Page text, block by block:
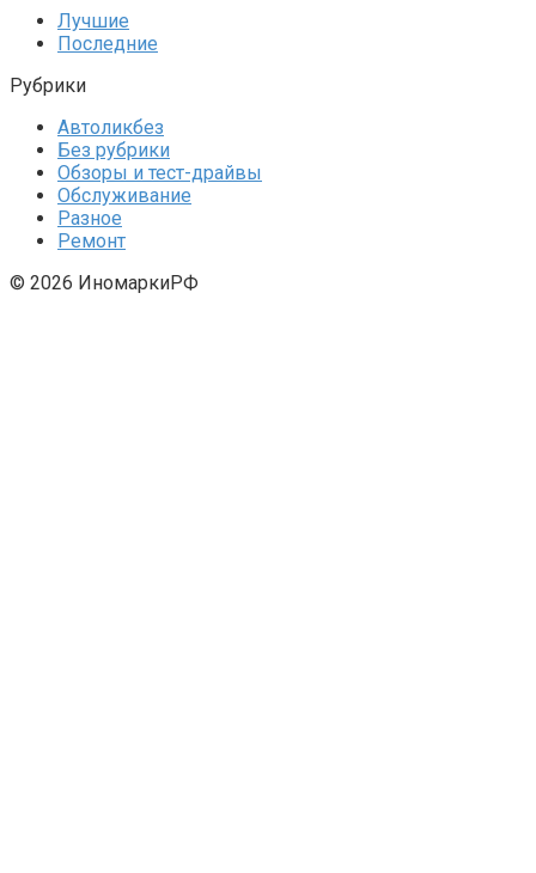
Лучшие
Последние
Рубрики
Автоликбез
Без рубрики
Обзоры и тест-драйвы
Обслуживание
Разное
Ремонт
© 2026 ИномаркиРФ